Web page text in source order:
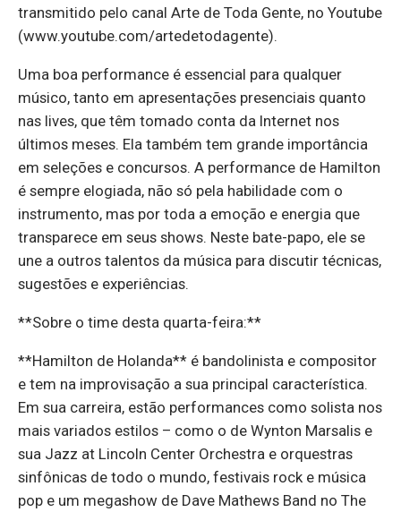
transmitido pelo canal Arte de Toda Gente, no Youtube
(www.youtube.com/artedetodagente).
Uma boa performance é essencial para qualquer
músico, tanto em apresentações presenciais quanto
nas lives, que têm tomado conta da Internet nos
últimos meses. Ela também tem grande importância
em seleções e concursos. A performance de Hamilton
é sempre elogiada, não só pela habilidade com o
instrumento, mas por toda a emoção e energia que
transparece em seus shows. Neste bate-papo, ele se
une a outros talentos da música para discutir técnicas,
sugestões e experiências.
**Sobre o time desta quarta-feira:**
**Hamilton de Holanda** é bandolinista e compositor
e tem na improvisação a sua principal característica.
Em sua carreira, estão performances como solista nos
mais variados estilos – como o de Wynton Marsalis e
sua Jazz at Lincoln Center Orchestra e orquestras
sinfônicas de todo o mundo, festivais rock e música
pop e um megashow de Dave Mathews Band no The